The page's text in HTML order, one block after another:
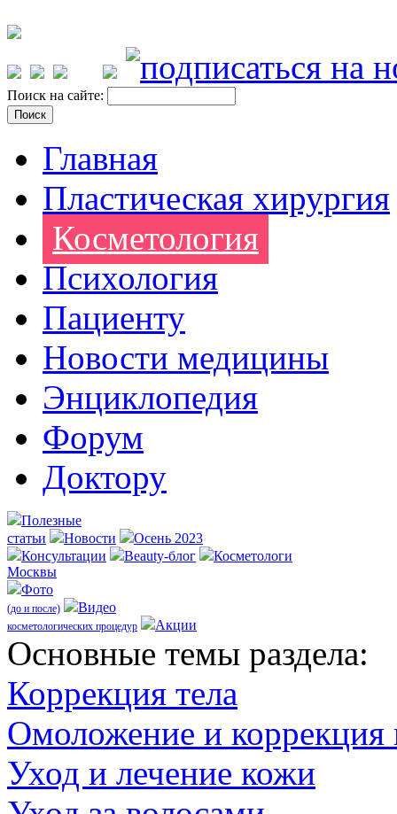
Поиск на сайте:
Главная
Пластическая хирургия
Косметология
Психология
Пациенту
Новости медицины
Энциклопедия
Форум
Доктору
Полезные
статьи
Новости
Осень 2023
Консультации
Beauty-блог
Косметологи
Москвы
Фото
(до и после) Видео
косметологических процедур Акции
Оcновные темы раздела:
Коррекция тела
Омоложение и коррекция
Уход и лечение кожи